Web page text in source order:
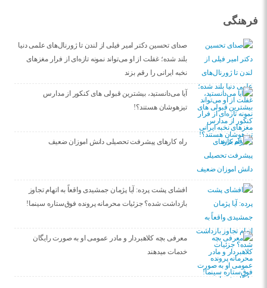
فرهنگی
صدای تحسین دکتر امیر فیلی از لندن تا ژورنال‌های علمی دنیا
بلند شده؛ غفلت از او می‌تواند نمونه تازه‌ای از فرار مغزهای
نخبه ایرانی را رقم بزند
آیا می‌دانستید، بیشترین قبولی های کنکور از مدارس
تیزهوشان هستند؟!
راه کارهای پیشرفت تحصیلی دانش اموزان ضعیف
افشای پشت پرده: آیا پژمان جمشیدی واقعاً به اتهام تجاوز
بازداشت شده؟ جزئیات محرمانه پرونده فوق‌ستاره سینما!
معرفی بچه کلاهبردار و مادر عمومی او به صورت رایگان
خدمات میدهند